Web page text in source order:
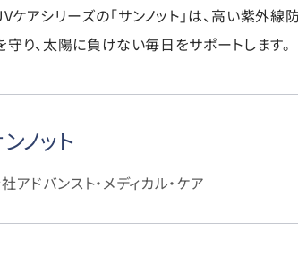
アシリーズの「サンノット」は、高い紫外線
り、太陽に負けない毎日をサポートします。
ノット
アドバンスト・メディカル・ケア